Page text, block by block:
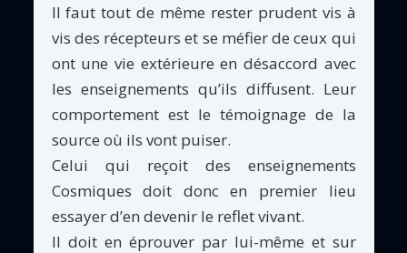
Il faut tout de même rester prudent vis à
vis des récepteurs et se méfier de ceux qui
ont une vie extérieure en désaccord avec
les enseignements qu’ils diffusent. Leur
comportement est le témoignage de la
source où ils vont puiser.
Celui qui reçoit des enseignements
Cosmiques doit donc en premier lieu
essayer d’en devenir le reflet vivant.
Il doit en éprouver par lui-même et sur